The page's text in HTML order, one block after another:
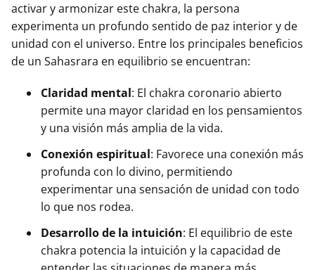
activar y armonizar este chakra, la persona
experimenta un profundo sentido de paz interior y de
unidad con el universo. Entre los principales beneficios
de un Sahasrara en equilibrio se encuentran:
Claridad mental: El chakra coronario abierto
permite una mayor claridad en los pensamientos
y una visión más amplia de la vida.
Conexión espiritual: Favorece una conexión más
profunda con lo divino, permitiendo
experimentar una sensación de unidad con todo
lo que nos rodea.
Desarrollo de la intuición: El equilibrio de este
chakra potencia la intuición y la capacidad de